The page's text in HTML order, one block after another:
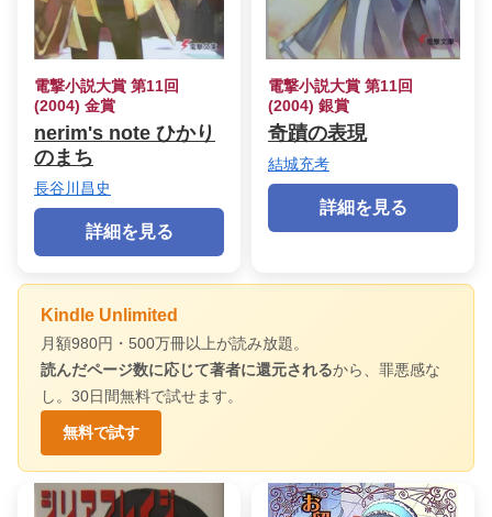
電撃小説大賞 第11回
(2004) 金賞
nerim's note ひかり
のまち
長谷川昌史
詳細を見る
電撃小説大賞 第11回
(2004) 銀賞
奇蹟の表現
結城充考
詳細を見る
Kindle Unlimited
月額980円・500万冊以上が読み放題。
読んだページ数に応じて著者に還元されるから、罪悪感な
し。30日間無料で試せます。
無料で試す